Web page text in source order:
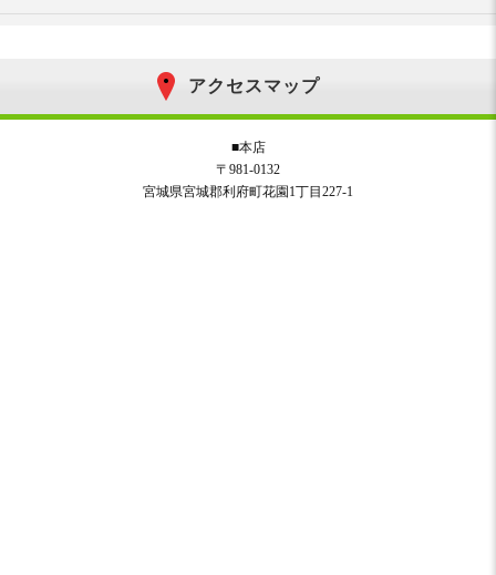
アクセスマップ
■本店
〒981-0132
宮城県宮城郡利府町花園1丁目227-1